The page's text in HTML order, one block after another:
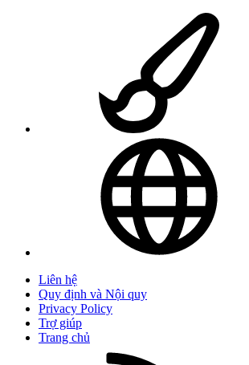
Liên hệ
Quy định và Nội quy
Privacy Policy
Trợ giúp
Trang chủ